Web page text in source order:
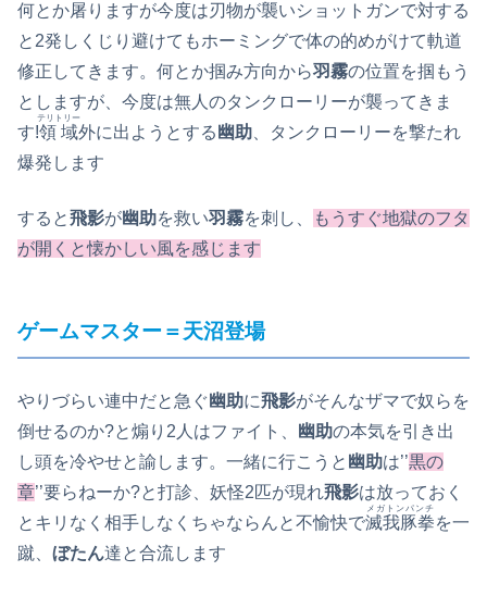
何とか屠りますが今度は刃物が襲いショットガンで対する
と2発しくじり避けてもホーミングで体の的めがけて軌道
修正してきます。何とか掴み方向から羽霧の位置を掴もう
としますが、今度は無人のタンクローリーが襲ってきま
す!領域
テリトリー
外に出ようとする 幽助、タンクローリーを撃たれ
爆発します
すると飛影が幽助を救い羽霧を刺し、
もうすぐ地獄のフタ
が開くと懐かしい風を感じます
ゲームマスター＝天沼登場
やりづらい連中だと急ぐ幽助に飛影がそんなザマで奴らを
倒せるのか?と煽り2人はファイト、
幽助の本気を引き出
し頭を冷やせと諭します。一緒に行こうと 幽助は’’黒の
章’’要らねーか?と打診、妖怪2匹が現れ飛影は放っておく
とキリなく相手しなくちゃならんと不愉快で滅我豚拳
メガトンパンチ
を一
蹴、 ぼたん達と合流します